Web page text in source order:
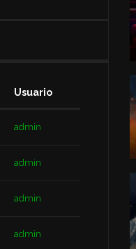
Usuario
admin
admin
admin
admin